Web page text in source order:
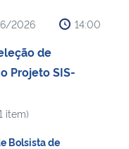
2026 14:00
de
Projeto SIS-
item)
Bolsista de